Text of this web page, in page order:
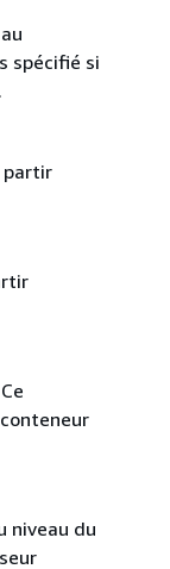
spécifié si
partir
niveau du